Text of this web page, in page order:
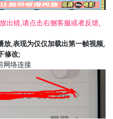
出错,请点击右侧客服或者反馈,
放,表现为仅仅加载出第一帧视频,
修改;
网络连接